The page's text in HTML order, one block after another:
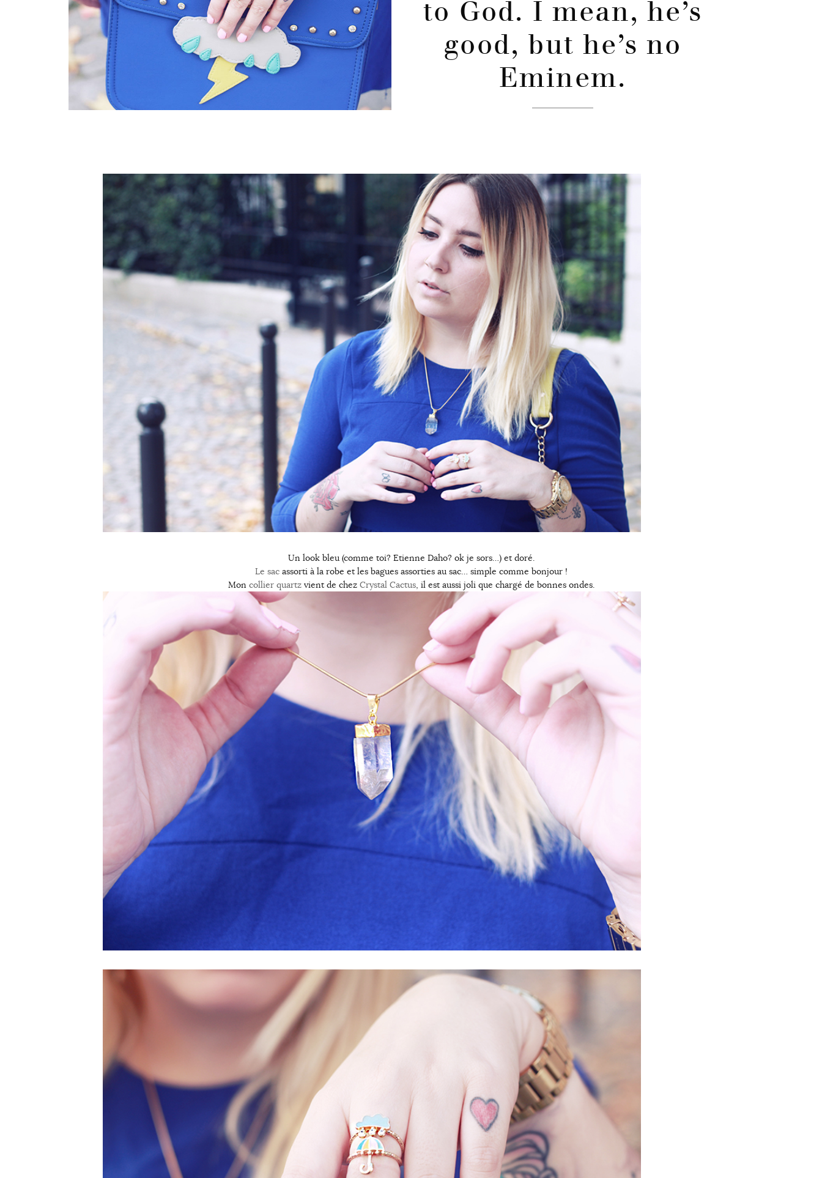
to God. I mean, he’s
good, but he’s no
Eminem.
Un look bleu (comme toi? Etienne Daho? ok je sors…) et doré.
Le sacassorti à la robe et les bagues assorties au sac… simple comme bonjour !
Mon collier quartzvient de chez Crystal Cactus, il est aussi joli que chargé de bonnes ondes.